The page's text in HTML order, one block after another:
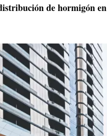
de hormigón en